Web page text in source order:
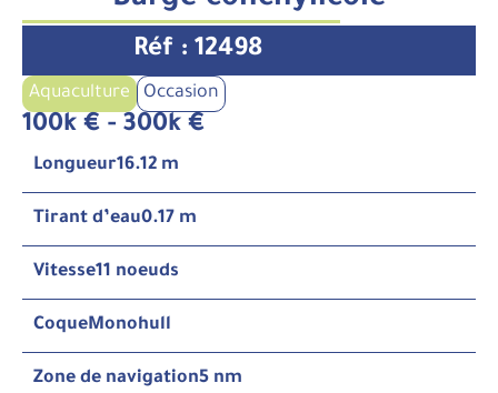
Réf : 12498
Aquaculture Occasion
100k € - 300k €
Longueur16.12 m
Tirant d’eau0.17 m
Vitesse11 noeuds
CoqueMonohull
Zone de navigation5 nm